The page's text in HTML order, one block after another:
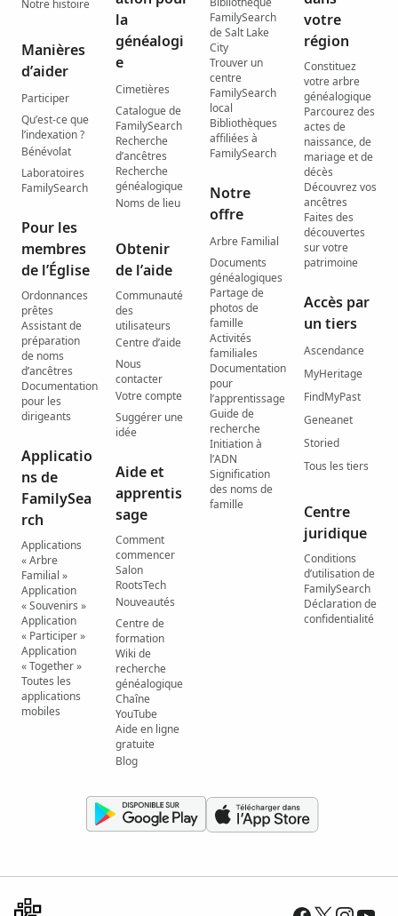
Notre histoire
Manières
d’aider
Participer
Qu’est-ce que
l’indexation ?
Bénévolat
Laboratoires
FamilySearch
Pour les
membres
de l’Église
Ordonnances
prêtes
Assistant de
préparation
de noms
d’ancêtres
Documentation
pour les
dirigeants
Applicatio
ns de
FamilySea
rch
Applications
« Arbre
Familial »
Application
« Souvenirs »
Application
« Participer »
Application
« Together »
Toutes les
applications
mobiles
la
généalogi
e
Cimetières
Catalogue de
FamilySearch
Recherche
d’ancêtres
Recherche
généalogique
Noms de lieu
Obtenir
de l’aide
Communauté
des
utilisateurs
Centre d’aide
Nous
contacter
Votre compte
Suggérer une
idée
Aide et
apprentis
sage
Comment
commencer
Salon
RootsTech
Nouveautés
Centre de
formation
Wiki de
recherche
généalogique
Chaîne
YouTube
Aide en ligne
gratuite
Blog
FamilySearch
de Salt Lake
City
Trouver un
centre
FamilySearch
local
Bibliothèques
affiliées à
FamilySearch
Notre
offre
Arbre Familial
Documents
généalogiques
Partage de
photos de
famille
Activités
familiales
Documentation
pour
l’apprentissage
Guide de
recherche
Initiation à
l’ADN
Signification
des noms de
famille
votre
région
Constituez
votre arbre
généalogique
Parcourez des
actes de
naissance, de
mariage et de
décès
Découvrez vos
ancêtres
Faites des
découvertes
sur votre
patrimoine
Accès par
un tiers
Ascendance
MyHeritage
FindMyPast
Geneanet
Storied
Tous les tiers
Centre
juridique
Conditions
d’utilisation de
FamilySearch
Déclaration de
confidentialité